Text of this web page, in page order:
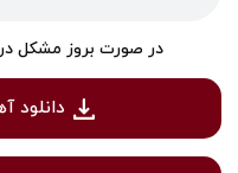
در صورت بروز مشکل
دانلود